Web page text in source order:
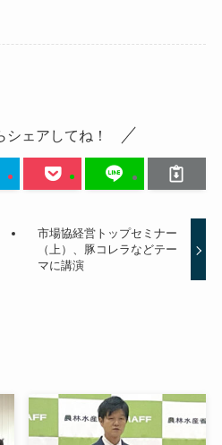
シェアしてね！
市場協経営トップセミナー
（上）、豚コレラなどテー
マに講演